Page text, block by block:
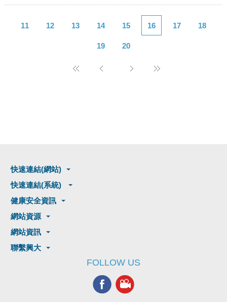
11 12 13 14 15 16 17 18
19 20
快速連結(網站)
快速連結(系統)
健康安全資訊
網站資源
網站資訊
聯繫興大
FOLLOW US